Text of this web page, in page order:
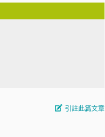
引註此篇文章